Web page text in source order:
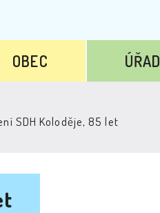
OBEC ÚŘAD
SDH Koloděje, 85 let